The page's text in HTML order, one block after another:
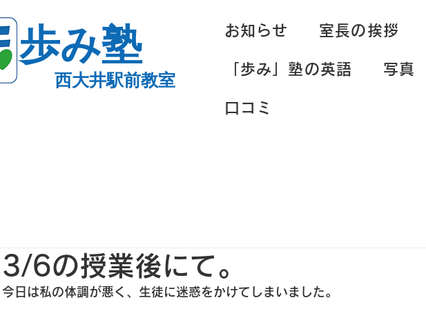
歩み塾
西大井駅前教室
お知らせ 室長の挨拶
「歩み」塾の英語 写真
口コミ
3/6の授業後にて。
今日は私の体調が悪く、生徒に迷惑をかけてしまいました。